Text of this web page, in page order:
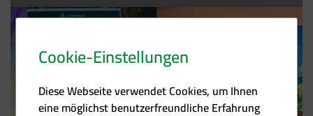
Cookie-Einstellungen
Diese Webseite verwendet Cookies, um Ihnen
eine möglichst benutzerfreundliche Erfahrung